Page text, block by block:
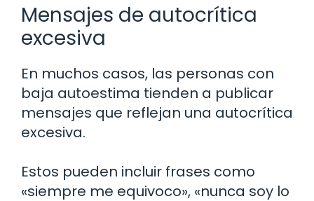
Mensajes de autocrítica
excesiva
En muchos casos, las personas con
baja autoestima tienden a publicar
mensajes que reflejan una autocrítica
excesiva.
Estos pueden incluir frases como
«siempre me equivoco», «nunca soy lo